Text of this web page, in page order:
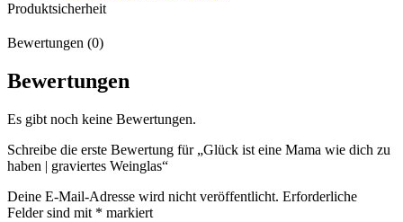
Produktsicherheit
Bewertungen (0)
Bewertungen
Es gibt noch keine Bewertungen.
Schreibe die erste Bewertung für „Glück ist eine Mama wie dich zu
haben | graviertes Weinglas“
Deine E-Mail-Adresse wird nicht veröffentlicht. Erforderliche
Felder sind mit * markiert